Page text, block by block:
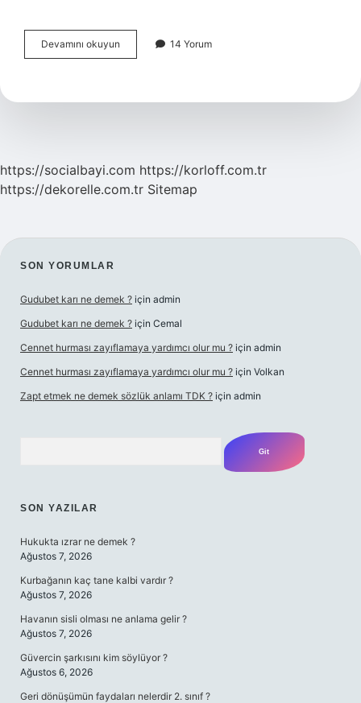
Devamını okuyun Augmentin
kulak
gelir
14 Yorum
https://socialbayi.com https://korloff.com.tr
https://dekorelle.com.tr Sitemap
SIDEBAR
SON YORUMLAR
Gudubet karı ne demek ? için admin
Gudubet karı ne demek ? için Cemal
Cennet hurması zayıflamaya yardımcı olur mu ? için admin
Cennet hurması zayıflamaya yardımcı olur mu ? için Volkan
Zapt etmek ne demek sözlük anlamı TDK ? için admin
SON YAZILAR
Hukukta ızrar ne demek ?
Ağustos 7, 2026
Kurbağanın kaç tane kalbi vardır ?
Ağustos 7, 2026
Havanın sisli olması ne anlama gelir ?
Ağustos 7, 2026
Güvercin şarkısını kim söylüyor ?
Ağustos 6, 2026
Geri dönüşümün faydaları nelerdir 2. sınıf ?